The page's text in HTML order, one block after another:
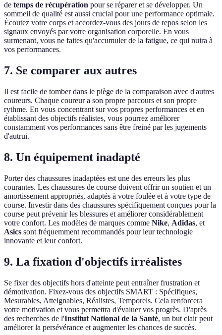
de temps de récupération pour se réparer et se développer. Un
sommeil de qualité est aussi crucial pour une performance optimale.
Écoutez votre corps et accordez-vous des jours de repos selon les
signaux envoyés par votre organisation corporelle. En vous
surmenant, vous ne faites qu'accumuler de la fatigue, ce qui nuira à
vos performances.
7. Se comparer aux autres
Il est facile de tomber dans le piège de la comparaison avec d'autres
coureurs. Chaque coureur a son propre parcours et son propre
rythme. En vous concentrant sur vos propres performances et en
établissant des objectifs réalistes, vous pourrez améliorer
constamment vos performances sans être freiné par les jugements
d'autrui.
8. Un équipement inadapté
Porter des chaussures inadaptées est une des erreurs les plus
courantes. Les chaussures de course doivent offrir un soutien et un
amortissement appropriés, adaptés à votre foulée et à votre type de
course. Investir dans des chaussures spécifiquement conçues pour la
course peut prévenir les blessures et améliorer considérablement
votre confort. Les modèles de marques comme Nike, Adidas, et
Asics sont fréquemment recommandés pour leur technologie
innovante et leur confort.
9. La fixation d'objectifs irréalistes
Se fixer des objectifs hors d'atteinte peut entraîner frustration et
démotivation. Fixez-vous des objectifs SMART : Spécifiques,
Mesurables, Atteignables, Réalistes, Temporels. Cela renforcera
votre motivation et vous permettra d'évaluer vos progrès. D'après
des recherches de l'Institut National de la Santé, un but clair peut
améliorer la persévérance et augmenter les chances de succès.